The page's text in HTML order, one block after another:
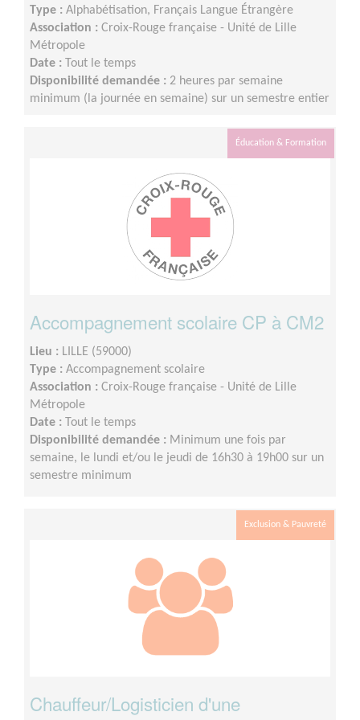
Type : Alphabétisation, Français Langue Étrangère
Association : Croix-Rouge française - Unité de Lille
Métropole
Date : Tout le temps
Disponibilité demandée : 2 heures par semaine
minimum (la journée en semaine) sur un semestre entier
Éducation & Formation
Accompagnement scolaire CP à CM2
Lieu : LILLE (59000)
Type : Accompagnement scolaire
Association : Croix-Rouge française - Unité de Lille
Métropole
Date : Tout le temps
Disponibilité demandée : Minimum une fois par
semaine, le lundi et/ou le jeudi de 16h30 à 19h00 sur un
semestre minimum
Exclusion & Pauvreté
Chauffeur/Logisticien d'une